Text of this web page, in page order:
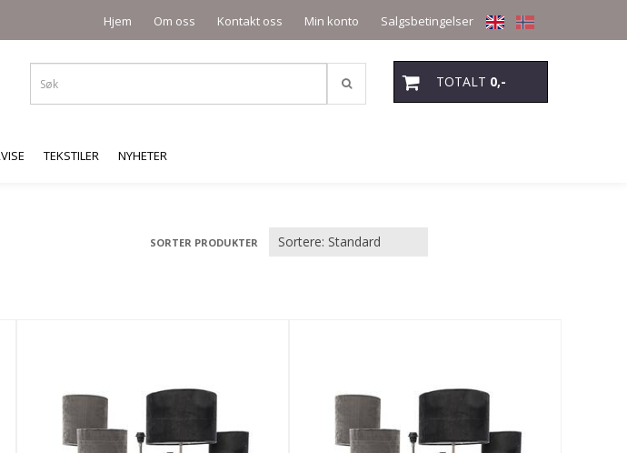
Hjem Om oss Kontakt oss Min konto Salgsbetingelser
TOTALT 0,-
TEKSTILER NYHETER
SORTER PRODUKTER